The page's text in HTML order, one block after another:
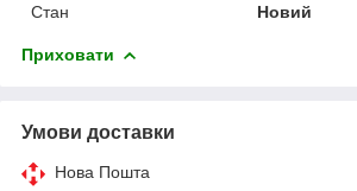
Стан
Новий
Приховати
Умови доставки
Нова Пошта